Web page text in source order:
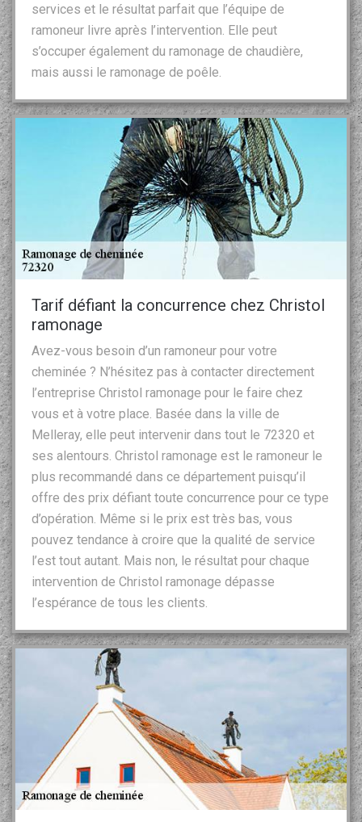
services et le résultat parfait que l’équipe de
ramoneur livre après l’intervention. Elle peut
s’occuper également du ramonage de chaudière,
mais aussi le ramonage de poêle.
Tarif défiant la concurrence chez Christol
ramonage
Avez-vous besoin d’un ramoneur pour votre
cheminée ? N’hésitez pas à contacter directement
l’entreprise Christol ramonage pour le faire chez
vous et à votre place. Basée dans la ville de
Melleray, elle peut intervenir dans tout le 72320 et
ses alentours. Christol ramonage est le ramoneur le
plus recommandé dans ce département puisqu’il
offre des prix défiant toute concurrence pour ce type
d’opération. Même si le prix est très bas, vous
pouvez tendance à croire que la qualité de service
l’est tout autant. Mais non, le résultat pour chaque
intervention de Christol ramonage dépasse
l’espérance de tous les clients.